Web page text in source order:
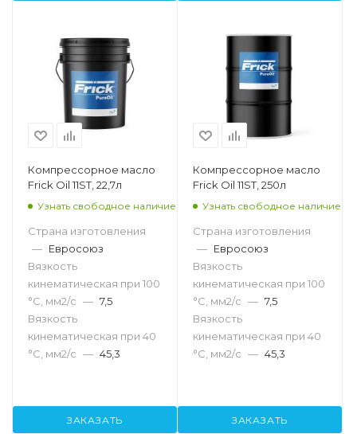
Компрессорное масло
Frick Oil 11ST, 22,7л
Узнать свободное наличие
Страна изготовления
— Евросоюз
Вязкость
кинематическая при 100
°С, мм2/с — 7,5
Вязкость
кинематическая при 40
°С, мм2/с — 45,3
ЗАКАЗАТЬ
Компрессорное масло
Frick Oil 11ST, 250л
Узнать свободное наличие
Страна изготовления
— Евросоюз
Вязкость
кинематическая при 100
°С, мм2/с — 7,5
Вязкость
кинематическая при 40
°С, мм2/с — 45,3
ЗАКАЗАТЬ